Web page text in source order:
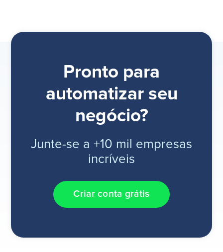
Pronto para
automatizar seu
negócio?
Junte-se a +10 mil empresas
incríveis
Criar conta grátis